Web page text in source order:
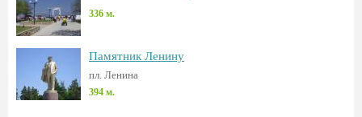
336 м.
Памятник Ленину
пл. Ленина
394 м.